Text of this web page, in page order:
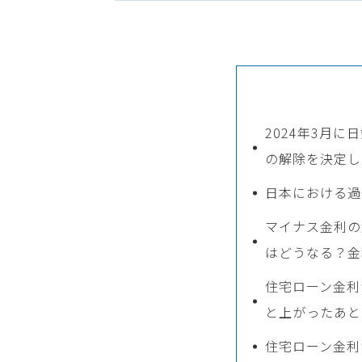
2024年3月に
の解除を決定
日本における
マイナス金利
はどうなる？
住宅ローン金
と上がったあ
住宅ローン金